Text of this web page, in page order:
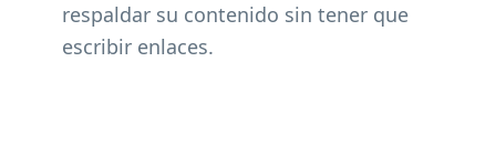
respaldar su contenido sin tener que
escribir enlaces.